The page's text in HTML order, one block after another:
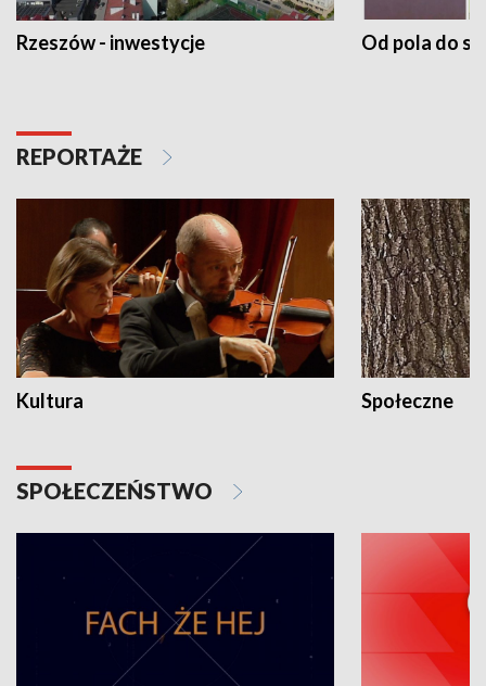
Rzeszów - inwestycje Od pola do
REPORTAŻE
Kultura Społeczne
SPOŁECZEŃSTWO